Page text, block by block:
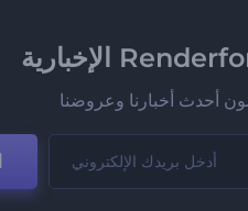
أحدث أخبارنا وعروضنا